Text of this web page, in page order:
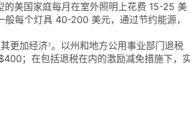
美国家庭每月在室外照明上花费 15-25 美
每个灯具 40-200 美元，通过节约能源，
更加经济⁷。以州和地方公用事业部门退税
；在包括退税在内的激励减免措施下，